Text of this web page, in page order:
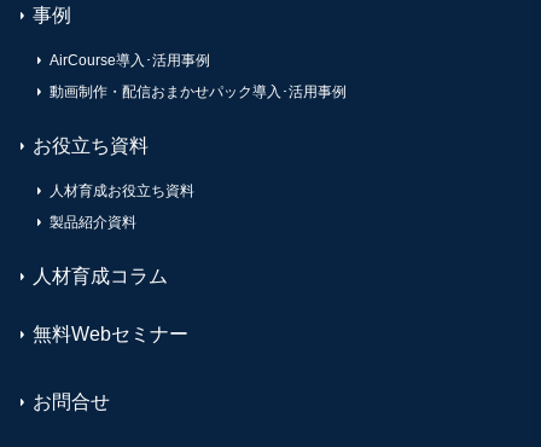
事例
AirCourse導入･活用事例
動画制作・配信おまかせパック導入･活用事例
お役立ち資料
人材育成お役立ち資料
製品紹介資料
人材育成コラム
無料Webセミナー
お問合せ